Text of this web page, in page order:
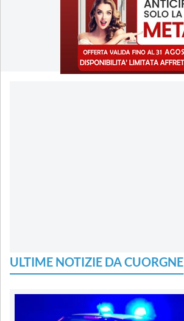
ULTIME NOTIZIE DA CUORGNE